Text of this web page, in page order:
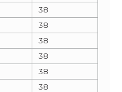
38
38
38
38
38
38